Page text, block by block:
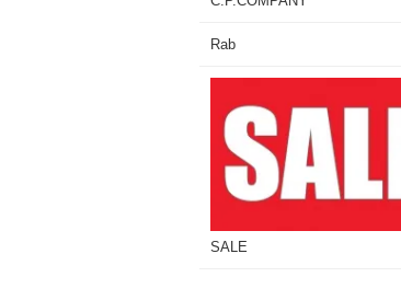
Rab
SALE